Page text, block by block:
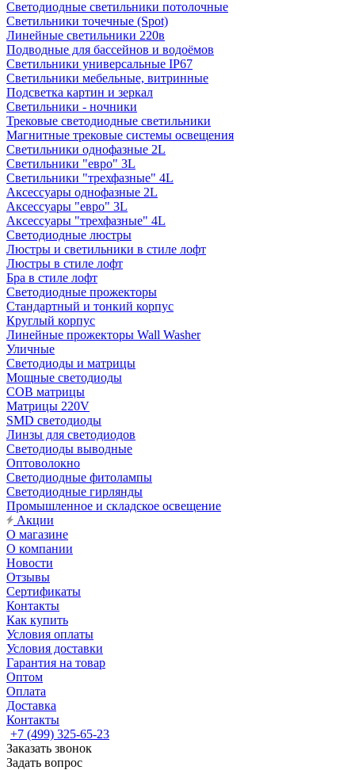
Светодиодные светильники потолочные
Светильники точечные (Spot)
Линейные светильники 220в
Подводные для бассейнов и водоёмов
Светильники универсальные IP67
Светильники мебельные, витринные
Подсветка картин и зеркал
Светильники - ночники
Трековые светодиодные светильники
Магнитные трековые системы освещения
Светильники однофазные 2L
Светильники "евро" 3L
Светильники "трехфазные" 4L
Аксессуары однофазные 2L
Аксессуары "евро" 3L
Аксессуары "трехфазные" 4L
Светодиодные люстры
Люстры и светильники в стиле лофт
Люстры в стиле лофт
Бра в стиле лофт
Светодиодные прожекторы
Стандартный и тонкий корпус
Круглый корпус
Линейные прожекторы Wall Washer
Уличные
Светодиоды и матрицы
Мощные светодиоды
COB матрицы
Матрицы 220V
SMD светодиоды
Линзы для светодиодов
Светодиоды выводные
Оптоволокно
Светодиодные фитолампы
Светодиодные гирлянды
Промышленное и складское освещение
Акции
О магазине
О компании
Новости
Отзывы
Сертификаты
Контакты
Как купить
Условия оплаты
Условия доставки
Гарантия на товар
Оптом
Оплата
Доставка
Контакты
+7 (499) 325-65-23
Заказать звонок
Задать вопрос